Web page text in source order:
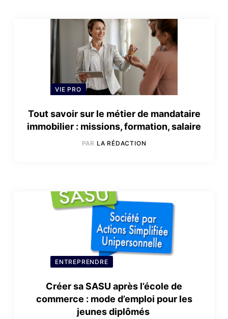
VIE PRO
Tout savoir sur le métier de mandataire
immobilier : missions, formation, salaire
PAR LA RÉDACTION
ENTREPRENDRE
Créer sa SASU après l’école de
commerce : mode d’emploi pour les
jeunes diplômés